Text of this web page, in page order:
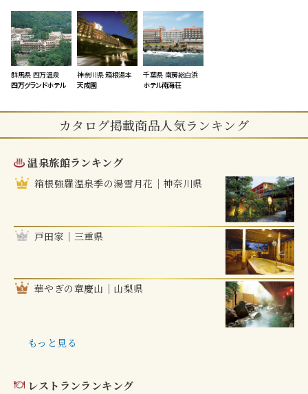
群馬県 四万温泉
四万グランドホテル
神奈川県 箱根湯本
天成園
千葉県 南房総白浜
ホテル南海荘
カタログ掲載商品人気ランキング
温泉旅館ランキング
箱根強羅温泉季の湯雪月花｜神奈川県
戸田家｜三重県
華やぎの章慶山｜山梨県
もっと見る
レストランランキング